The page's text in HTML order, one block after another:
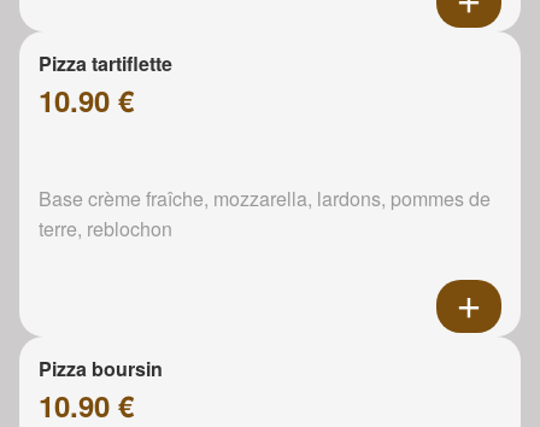
Pizza tartiflette
10.90 €
Base crème fraîche, mozzarella, lardons, pommes de
terre, reblochon
Pizza boursin
10.90 €